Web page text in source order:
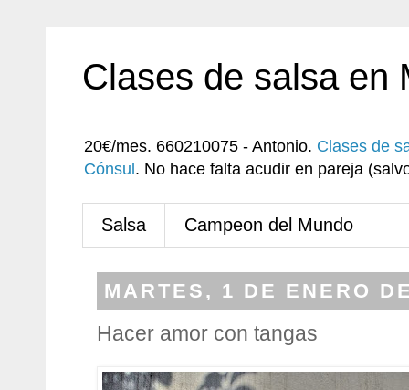
Clases de salsa en
20€/mes. 660210075 - Antonio. Clases de
Cónsul . No hace falta acudir en pareja
Salsa Campeon del Mundo
MARTES, 1 DE ENERO
Hacer amor con tangas